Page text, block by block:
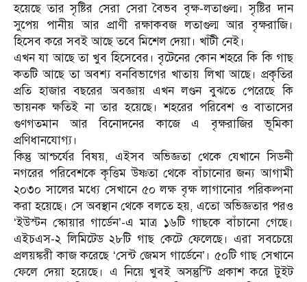
হয়েছে তার সৃষ্টির সেরা সেরা বৈভব বৃক্ষ-লতাগুল্ম। সৃষ্টির দান
সুপেয় পানীয় আর প্রাণী রক্ষাকবজ লতাগুল্ম আর বৃক্ষরাজি।
হিসেব করে সবই আছে তবে মিশেল দেয়া। খাঁটী নেই।
এখন যা আছে তা খুব হিসেবের। বৃটেনের কোন শহরে কি কি গাছ
কতটি আছে তা অবশ্য বনবিভাগের খাতায় লিখা আছে। প্রকৃতির
প্রতি হাজার বছরের অবজ্ঞায় এখন লণ্ডন বুঝতে পেরেছে কি
ভায়নক ক্ষতিই না তার হয়েছে। শহরের পরিবেশ ও বাতাসের
গুণগতমান আর বিনোদনের কাজে এ বৃক্ষরাজির ভূমিকা
প্রণিধানযোগ্য।
কিন্তু আশ্চর্যের বিষয়, এইসব অভিজ্ঞতা থেকে যেখানে সিডনী
নগরের পরিবেশকে কৃত্তিম উষ্ণতা থেকে বাঁচানোর জন্য আগামী
২০৩০ সালের মধ্যে সেখানে ৫০ লক্ষ বৃক্ষ লাগানোর পরিকল্পনা
করা হয়েছে। সে অবস্থান থেকে বলতে হয়, এতো অভিজ্ঞতার পরও
‘ইউস্টন স্কোয়ার গার্ডেন’-এ মাত্র ১৬টি গাছকে বাঁচানো গেছে।
এইচএস-২ লিমিটেড ২৮টি গাছ কেটে ফেলেছে। এরা সবচেয়ে
প্রলয়ঙ্করী কাজ করেছে ‘সেন্ট জেমস গার্ডেনে’। ৫০টি গাছ সেখানে
ফেলে দেয়া হয়েছে। এ নিয়ে খুবই অসন্তুস্টি প্রকাশ করে টুইট